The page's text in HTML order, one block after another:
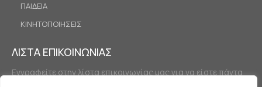
ΠΑΙΔΕΙΑ
ΚΙΝΗΤΟΠΟΙΗΣΕΙΣ
ΛΙΣΤΑ ΕΠΙΚΟΙΝΩΝΙΑΣ
Εγγραφείτε στην λίστα επικοινωνίας μας για να είστε πάντα